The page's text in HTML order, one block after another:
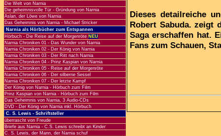
Die Welt von Narnia
Die geheimnisvolle Tür - Gründung von Narnia
Aslan, der Löwe von Narnia
Das Geheimnis von Narnia - Michael Stricker
Narnia als Hörbücher zum Entspannen
Hörbuch - Die Reise auf der Morgenröte NEU
Narnia Chroniken 01 - Das Wunder von Narnia
Narnia Chroniken 02 - Der König von Narnia
Narnia Chroniken 03 - Der Ritt nach Narnia
Narnia Chroniken 04 - Prinz Kaspian von Narnia
Narnia Chroniken 05 - Reise auf der Morgenröte
Narnia Chroniken 06 - Der silberne Sessel
Narnia Chroniken 07 - Der letzte Kampf
Der König von Narnia - Hörbuch zum Film
Prinz Kaspian von Narnia - Hörbuch zum Film
Das Geheimnis von Narnia, 3 Audio-CDs
DVD - Der König von Narnia inkl. Hörbuch
C. S. Lewis - Schriftsteller
überrascht von Freude
Briefe aus Narnia - C.S. Lewis schreibt an Kinder
C. S. Lewis, der Mann, der Narnia schuf
Dieses detailreiche
Robert Sabuda. zeigt
Saga erschaffen hat.
Fans zum Schauen,